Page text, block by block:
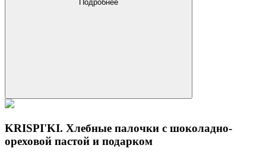
Подробнее
KRISPI'KI. Хлебные палочки с шоколадно-
ореховой пастой и подарком